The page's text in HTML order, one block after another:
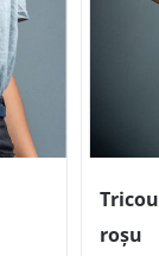
roșu